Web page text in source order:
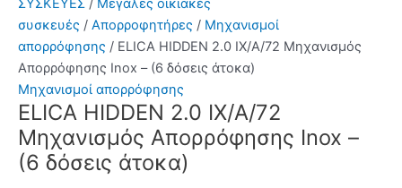
ΣΥΣΚΕΥΕΣ / Μεγάλες οικιακές
συσκευές / Απορροφητήρες / Μηχανισμοί
απορρόφησης / ELICA HIDDEN 2.0 IX/A/72 Μηχανισμός
Απορρόφησης Inox – (6 δόσεις άτοκα)
Μηχανισμοί απορρόφησης
ELICA HIDDEN 2.0 IX/A/72
Μηχανισμός Απορρόφησης Inox –
(6 δόσεις άτοκα)